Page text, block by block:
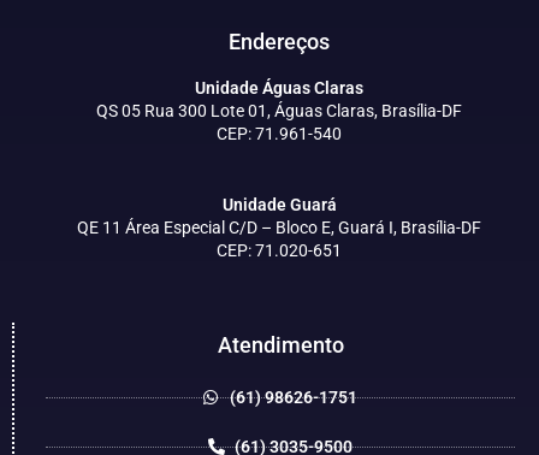
Endereços
Unidade Águas Claras
QS 05 Rua 300 Lote 01, Águas Claras, Brasília-DF
CEP: 71.961-540
Unidade Guará
QE 11 Área Especial C/D – Bloco E, Guará I, Brasília-DF
CEP: 71.020-651
Atendimento
(61) 98626-1751
(61) 3035-9500